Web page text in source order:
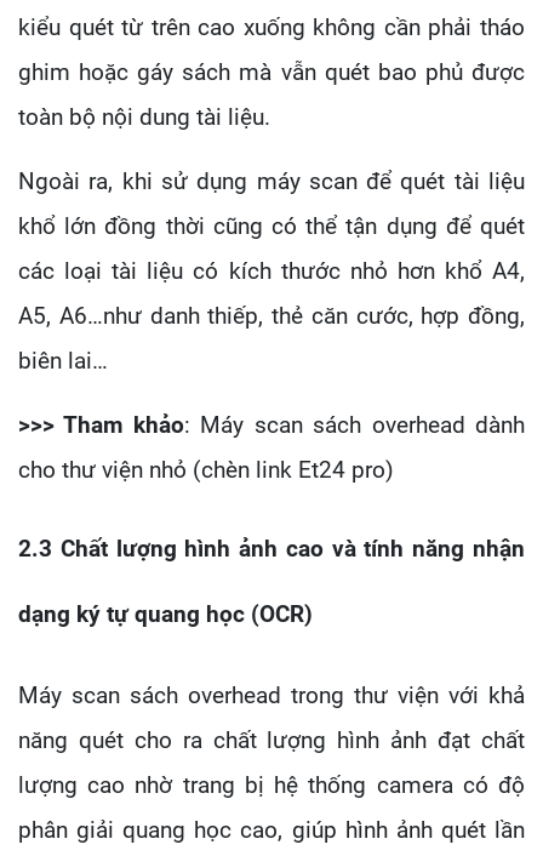
kiểu quét từ trên cao xuống không cần phải tháo
ghim hoặc gáy sách mà vẫn quét bao phủ được
toàn bộ nội dung tài liệu.
Ngoài ra, khi sử dụng máy scan để quét tài liệu
khổ lớn đồng thời cũng có thể tận dụng để quét
các loại tài liệu có kích thước nhỏ hơn khổ A4,
A5, A6…như danh thiếp, thẻ căn cước, hợp đồng,
biên lai…
>>> Tham khảo: Máy scan sách overhead dành
cho thư viện nhỏ (chèn link Et24 pro)
2.3 Chất lượng hình ảnh cao và tính năng nhận
dạng ký tự quang học (OCR)
Máy scan sách overhead trong thư viện với khả
năng quét cho ra chất lượng hình ảnh đạt chất
lượng cao nhờ trang bị hệ thống camera có độ
phân giải quang học cao, giúp hình ảnh quét lần